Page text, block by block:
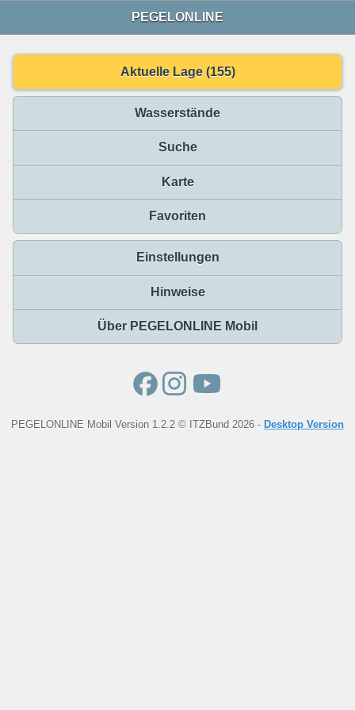
PEGELONLINE
Aktuelle Lage (155)
Wasserstände
Suche
Karte
Favoriten
Einstellungen
Hinweise
Über PEGELONLINE Mobil
PEGELONLINE Mobil Version 1.2.2 © ITZBund 2026 - Desktop Version